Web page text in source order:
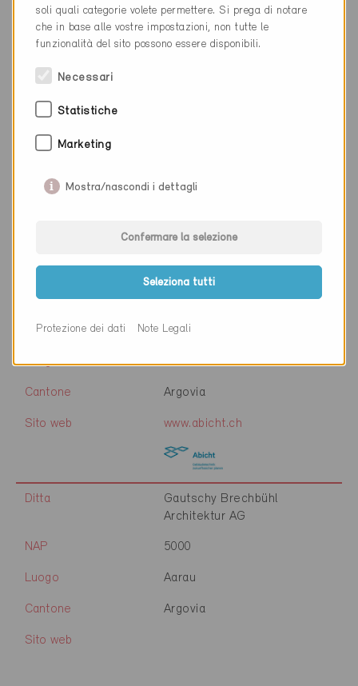
Cantone Argovia
Sito web www.hna.ch
NAP
Ditta Abicht Aarau AG
NAP 5000
Luogo Aarau
Cantone Argovia
Sito web www.abicht.ch
Ditta
Gautschy Brechbühl
Architektur AG
NAP 5000
Luogo Aarau
Cantone Argovia
Sito web
soli quali categorie volete permettere. Si prega di notare
che in base alle vostre impostazioni, non tutte le
funzionalità del sito possono essere disponibili.
Necessari
Statistiche
Marketing
Mostra/nascondi i dettagli
Confermare la selezione
Seleziona tutti
Protezione dei dati Note Legali